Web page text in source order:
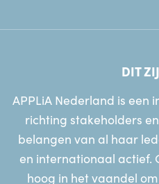
DIT
APPLiA Nederland is een
richting stakeholders
belangen van al haar
en internationaal actief.
hoog in het vaandel